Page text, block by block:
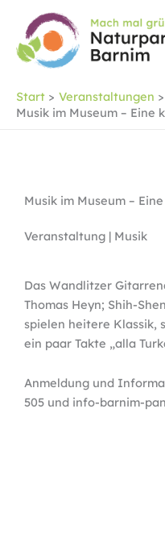
Inhalt
springen
Start
Veranstaltungen
Musik im Museum – Eine
Musik im Museum –
Veranstaltung | Musik
Das Wandlitzer
Thomas Heyn; Shih-
spielen heitere Klassik,
ein paar Takte „alla
Anmeldung und
505 und info-barnim-